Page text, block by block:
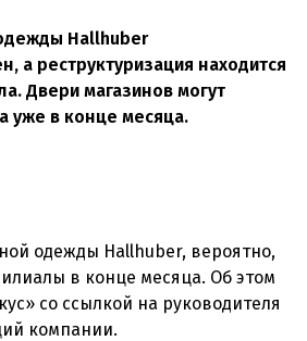
Hallhuber
а реструктуризация находится
Двери магазинов могут
уже в конце месяца.
одежды Hallhuber, вероятно,
в конце месяца. Об этом
со ссылкой на руководителя
компании.